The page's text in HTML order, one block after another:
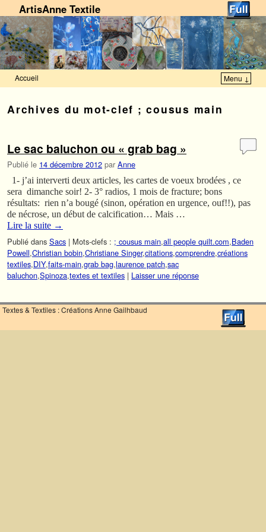
ArtisAnne Textile
Accueil Menu ↓
Archives du mot-clef ; cousus main
Le sac baluchon ou « grab bag »
Publié le 14 décembre 2012 par Anne
1- j’ai interverti deux articles, les cartes de voeux brodées , ce
sera dimanche soir! 2- 3° radios, 1 mois de fracture; bons
résultats: rien n’a bougé (sinon, opération en urgence, ouf!!), pas
de nécrose, un début de calcification… Mais …
Lire la suite →
Publié dans Sacs | Mots-clefs : ; cousus main,all people quilt.com,Baden
Powell,Christian bobin,Christiane Singer,citations,comprendre,créations
textiles,DIY,faits-main,grab bag,laurence patch,sac
baluchon,Spinoza,textes et textiles | Laisser une réponse
Textes & Textiles : Créations Anne Gailhbaud